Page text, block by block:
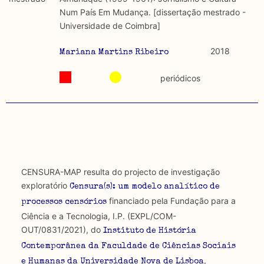
académicos.
A lista procura incluir as publicações mais relevantes
a algumas das publicações que aqui se encontram
discurso e uso da liberdade de expressão. Trata-se de
uma censura que é omnipresente, dado que é
constitutiva do próprio acto de fala.
Regulatória e Constitutiva : são combinadas ambas
abordagens.
Combinação teórico-empírica
Os resultados obtidos podem ser exportados em formato
.csv para importação em programas de folha de cálculo
Num País Em Mudança. [dissertação mestrado -
Universidade de Coimbra]
Mariana Martins Ribeiro 2018
periódicos
CENSURA-MAP resulta do projecto de investigação
exploratório Censura(s): um modelo analítico de
processos censóriosfinanciado pela Fundação para a
Ciência e a Tecnologia, I.P. (EXPL/COM-
OUT/0831/2021), do Instituto de História
Contemporânea da Faculdade de Ciências Sociais
e Humanas da Universidade Nova de Lisboa,